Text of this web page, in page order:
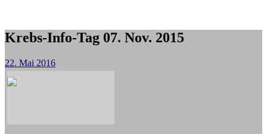
Krebs-Info-Tag 07. Nov. 2015
22. Mai 2016